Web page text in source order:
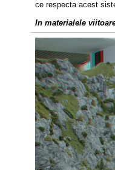
ce respecta acest
In materialele